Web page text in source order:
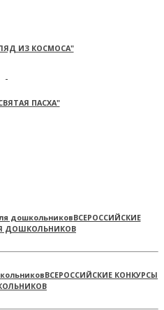
ИЗ КОСМОСА"
ПАСХА"
ВСЕРОССИЙСКИЕ
ДОШКОЛЬНИКОВ
ВСЕРОССИЙСКИЕ КОНКУРСЫ